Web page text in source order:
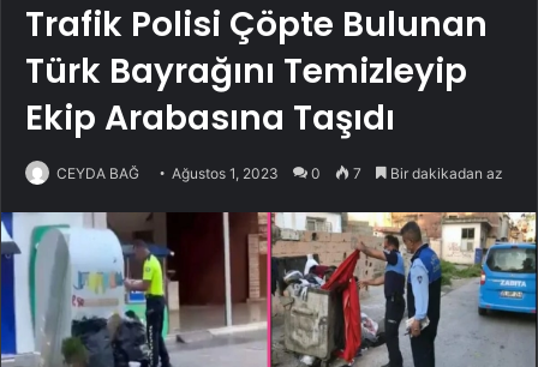
Trafik Polisi Çöpte Bulunan
Türk Bayrağını Temizleyip
Ekip Arabasına Taşıdı
CEYDA BAĞ Ağustos 1, 2023 0 7 Bir dakikadan az